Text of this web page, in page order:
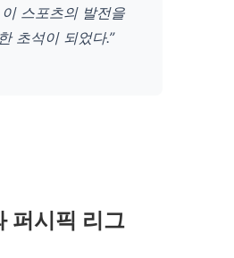
스포츠의 발전을
초석이 되었다.”
퍼시픽 리그